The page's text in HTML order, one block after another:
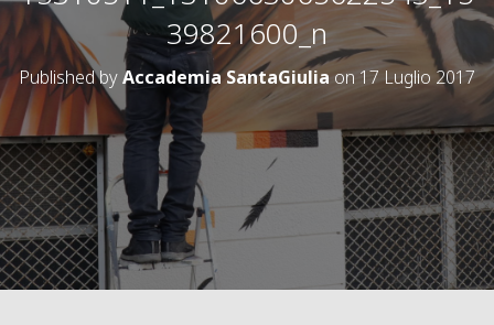
39821600_n
Published byAccademia SantaGiulia on 17 Luglio 2017